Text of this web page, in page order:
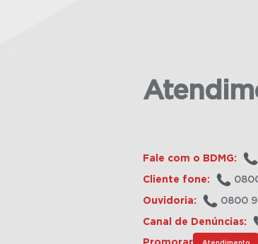
Fale com o BDMG:
Cliente fone:
Ouvidoria: 0800
Canal de Denúncias:
Atendimento